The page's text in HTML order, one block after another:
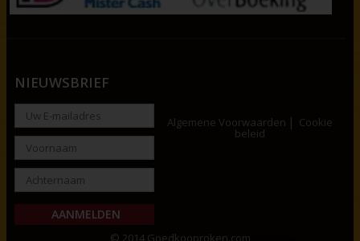
NIEUWSBRIEF
Algemene Voorwaarden Cookie
beleid
© 2014 Goedkooproken.com